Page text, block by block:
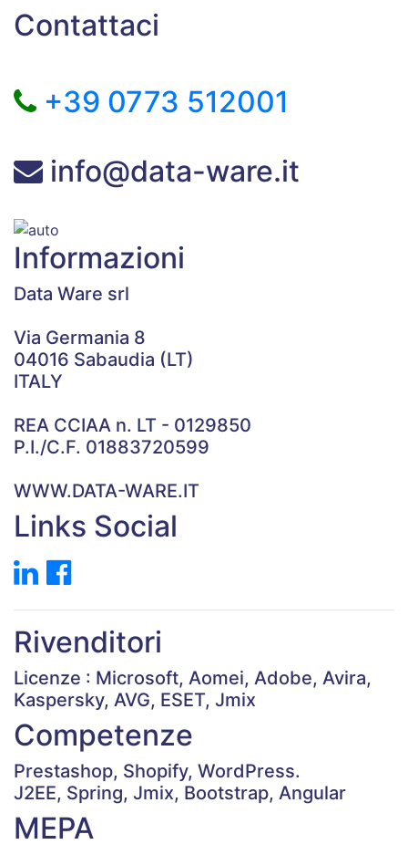
Contattaci
+39 0773 512001
info@data-ware.it
Informazioni
Data Ware srl
Via Germania 8
04016 Sabaudia (LT)
ITALY
REA CCIAA n. LT - 0129850
P.I./C.F. 01883720599
WWW.DATA-WARE.IT
Links Social
Rivenditori
Licenze : Microsoft, Aomei, Adobe, Avira,
Kaspersky, AVG, ESET, Jmix
Competenze
Prestashop, Shopify, WordPress.
J2EE, Spring, Jmix, Bootstrap, Angular
MEPA